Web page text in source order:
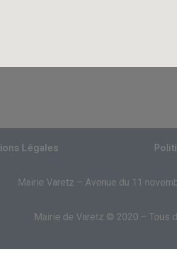
Légales
Mairie Varetz – Avenue du 11
Mairie de Varetz © 2020 – Tous